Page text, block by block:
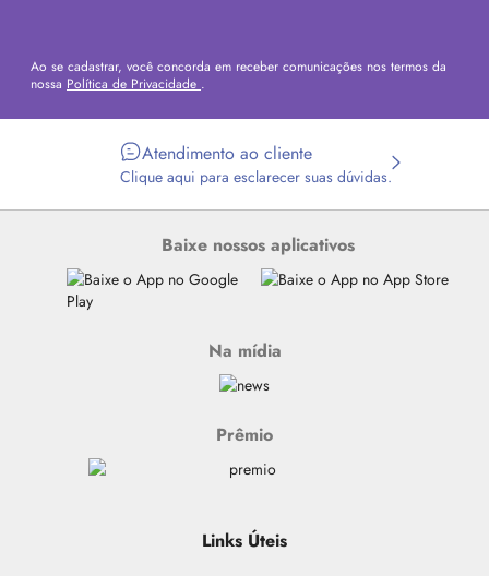
Ao se cadastrar, você concorda em receber comunicações nos termos da
nossa Política de Privacidade .
Atendimento ao cliente
Clique aqui para esclarecer suas dúvidas.
Baixe nossos aplicativos
Na mídia
Prêmio
Links Úteis